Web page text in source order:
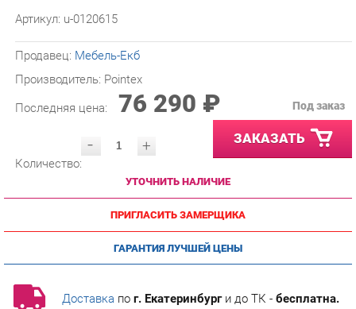
Производитель:Pointex
Последняя цена: 76 290 ₽
- ЗАКАЗАТЬ
УТОЧНИТЬ НАЛИЧИЕ
ПРИГЛАСИТЬ ЗАМЕРЩИКА
ГАРАНТИЯ ЛУЧШЕЙ ЦЕНЫ
Доставкапог. Екатеринбурги до ТК -бесплатна.